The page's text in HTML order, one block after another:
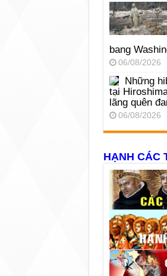
bang
06/08/2026
Những
tại
lãng quên
06/08/2026
HẠNH CÁC